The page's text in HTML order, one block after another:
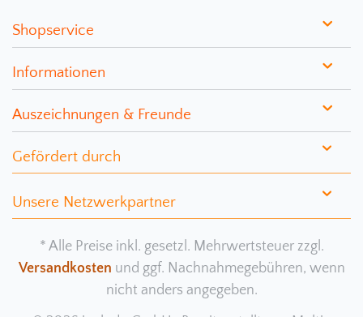
Shopservice
Informationen
Auszeichnungen & Freunde
Gefördert durch
Unsere Netzwerkpartner
* Alle Preise inkl. gesetzl. Mehrwertsteuer zzgl.
Versandkosten und ggf. Nachnahmegebühren, wenn
nicht anders angegeben.